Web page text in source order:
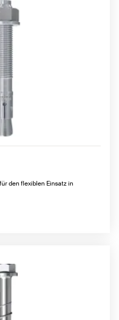
den flexiblen Einsatz in